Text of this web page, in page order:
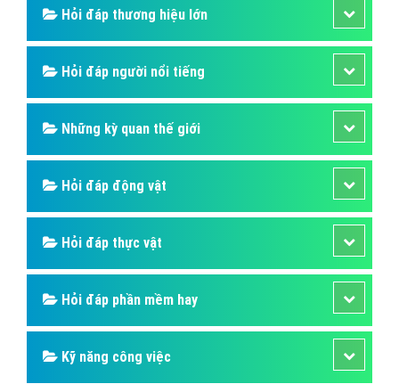
Hỏi đáp thương hiệu lớn
Hỏi đáp người nổi tiếng
Những kỳ quan thế giới
Hỏi đáp động vật
Hỏi đáp thực vật
Hỏi đáp phần mềm hay
Kỹ năng công việc